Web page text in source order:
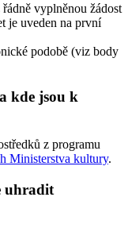
vyplněnou žádost
je uveden na první
podobě (viz body
kde jsou k
z programu
Ministerstva kultury.
uhradit